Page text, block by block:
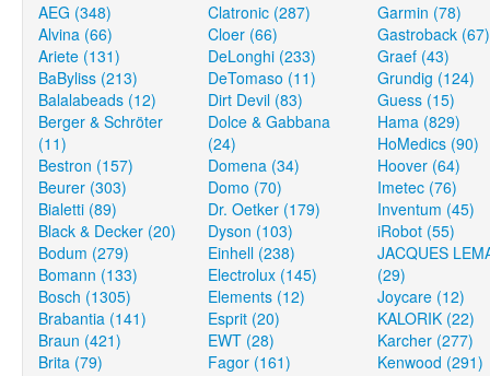
AEG (348)
Alvina (66)
Ariete (131)
BaByliss (213)
Balalabeads (12)
Berger & Schröter
(11)
Bestron (157)
Beurer (303)
Bialetti (89)
Black & Decker (20)
Bodum (279)
Bomann (133)
Bosch (1305)
Brabantia (141)
Braun (421)
Brita (79)
Clatronic (287)
Cloer (66)
DeLonghi (233)
DeTomaso (11)
Dirt Devil (83)
Dolce & Gabbana
(24)
Domena (34)
Domo (70)
Dr. Oetker (179)
Dyson (103)
Einhell (238)
Electrolux (145)
Elements (12)
Esprit (20)
EWT (28)
Fagor (161)
Garmin (78)
Gastroback (67)
Graef (43)
Grundig (124)
Guess (15)
Hama (829)
HoMedics (90)
Hoover (64)
Imetec (76)
Inventum (45)
iRobot (55)
JACQUES
(29)
Joycare (12)
KALORIK (22)
Karcher (277)
Kenwood (291)